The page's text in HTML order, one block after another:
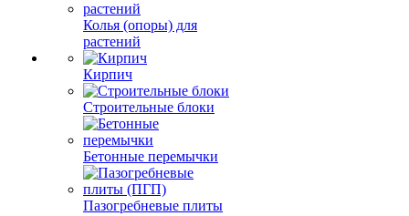
Колья (опоры) для
растений
Кирпич
Строительные блоки
Бетонные перемычки
Пазогребневые плиты